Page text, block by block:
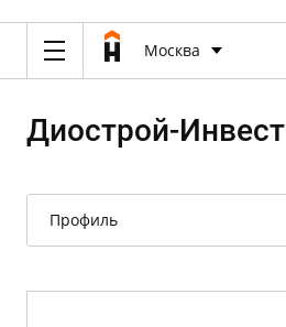
Москва
Диострой-Инвест
Профиль